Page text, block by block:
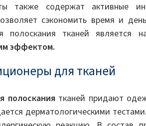
также содержат активные
сэкономить время и
полоскания тканей является
эффектом.
для тканей
полоскания тканей придают
дерматологическими